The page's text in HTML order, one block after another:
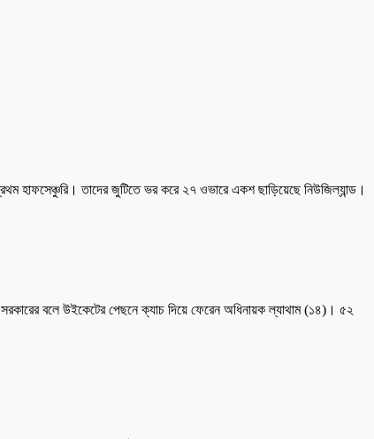
হাফসেঞ্চুরি। তাদের জুটিতে ভর করে ২৭ ওভারে একশ ছাড়িয়েছে নিউজিল্যান্ড।
বলে উইকেটের পেছনে ক্যাচ দিয়ে ফেরেন অধিনায়ক ল্যাথাম (১৪)। ৫২